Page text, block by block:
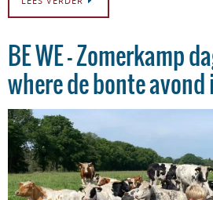
BE WE – Zomerkamp
where de bonte avond